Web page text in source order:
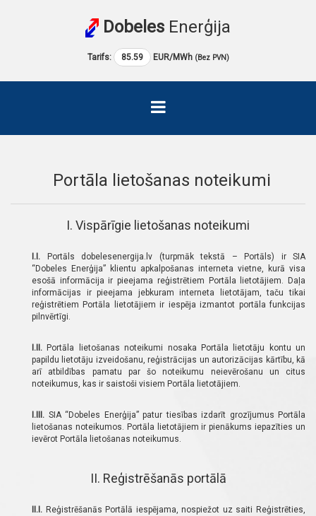
Dobeles Enerģija
Tarifs: 85.59 EUR/MWh (Bez PVN)
Portāla lietošanas noteikumi
I. Vispārīgie lietošanas noteikumi
I.I. Portāls dobelesenergija.lv (turpmāk tekstā – Portāls) ir SIA
“Dobeles Enerģija” klientu apkalpošanas interneta vietne, kurā visa
esošā informācija ir pieejama reģistrētiem Portāla lietotājiem. Daļa
informācijas ir pieejama jebkuram interneta lietotājam, taču tikai
reģistrētiem Portāla lietotājiem ir iespēja izmantot portāla funkcijas
pilnvērtīgi.
I.II. Portāla lietošanas noteikumi nosaka Portāla lietotāju kontu un
papildu lietotāju izveidošanu, reģistrācijas un autorizācijas kārtību, kā
arī atbildības pamatu par šo noteikumu neievērošanu un citus
noteikumus, kas ir saistoši visiem Portāla lietotājiem.
I.III. SIA “Dobeles Enerģija” patur tiesības izdarīt grozījumus Portāla
lietošanas noteikumos. Portāla lietotājiem ir pienākums iepazīties un
ievērot Portāla lietošanas noteikumus.
II. Reģistrēšanās portālā
II.I. Reģistrēšanās Portālā iespējama, nospiežot uz saiti Reģistrēties,